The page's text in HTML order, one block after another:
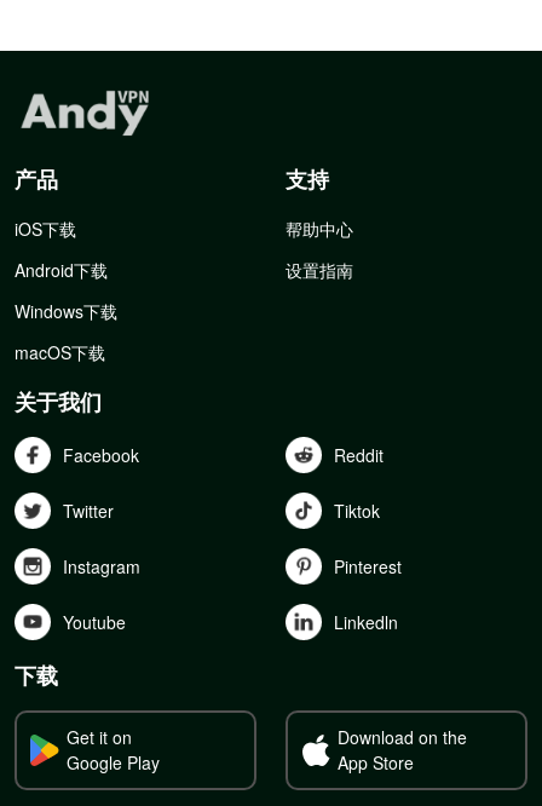
产品
iOS下载
Android下载
Windows下载
macOS下载
支持
帮助中心
设置指南
关于我们
Facebook Reddit
Twitter Tiktok
Instagram Pinterest
Youtube Linkedln
下载
Get it on
Google Play
Download on the
App Store